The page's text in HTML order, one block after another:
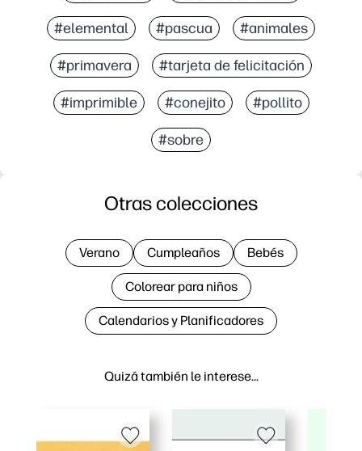
#elemental #pascua #animales
#primavera #tarjeta de felicitación
#imprimible #conejito #pollito
#sobre
Quizá también le interese…
Otras colecciones
Verano Cumpleaños Bebés
Colorear para niños
Calendarios y Planificadores